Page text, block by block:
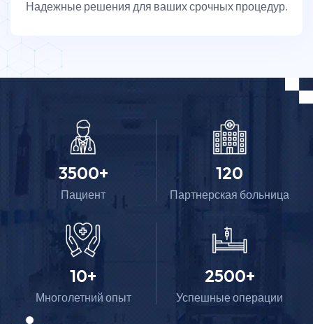
Надежные решения для ваших срочных процедур.
3500+
Пациент
120
Партнерская больница
10+
Многолетний опыт
2500+
Успешные операции